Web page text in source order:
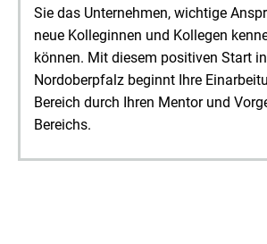
Sie das Unternehmen, wichtige
neue Kolleginnen und Kollegen
können. Mit diesem positiven Start
Nordoberpfalz beginnt Ihre
Bereich durch Ihren Mentor und
Bereichs.